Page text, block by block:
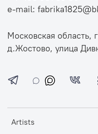
Artists
e-mail:
Московская область,
д.Жостово, улица